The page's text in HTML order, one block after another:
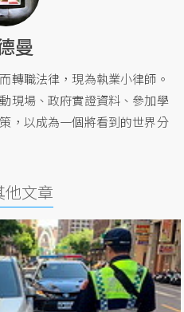
曼
轉職法律，現為執業小律師。
現場、政府實證資料、參加學
，以成為一個將看到的世界分
他文章